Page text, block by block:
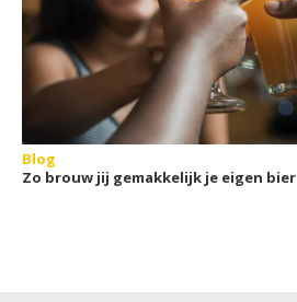
Blog
Zo brouw jij gemakkelijk je eigen bier